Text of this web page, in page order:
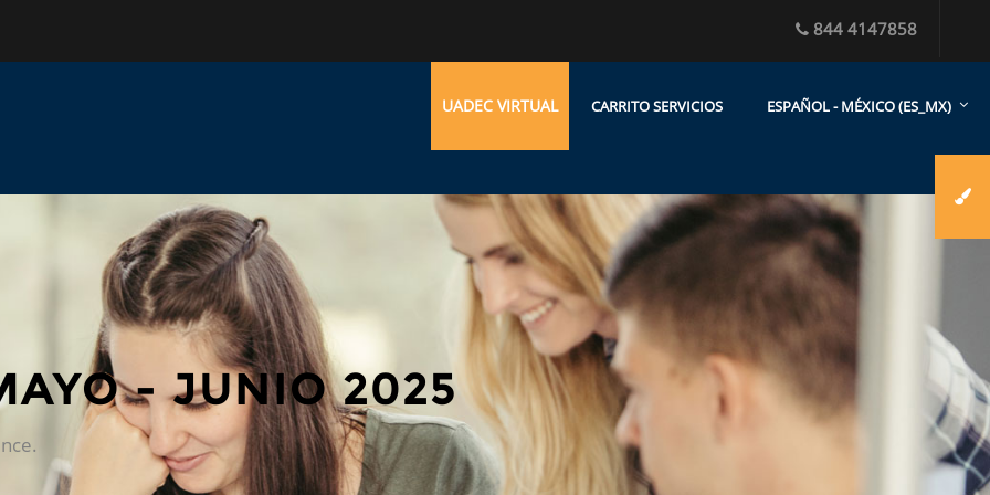
844 4147858
UADEC VIRTUAL CARRITO SERVICIOS ESPAÑOL - MÉXICO ‎(ES_MX)‎
- JUNIO 2025